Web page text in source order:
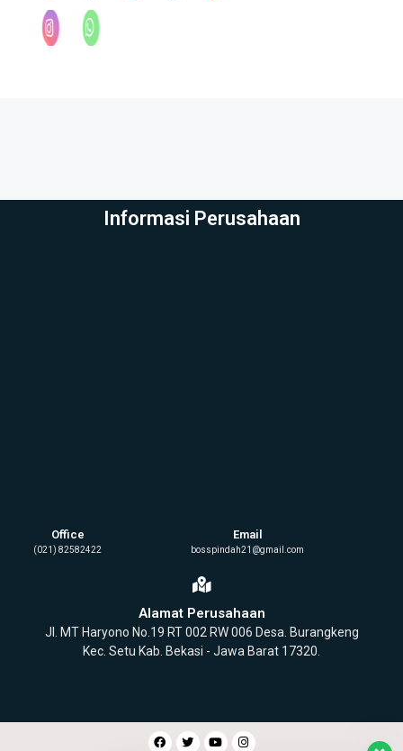
Informasi Perusahaan
Alamat Perusahaan
Jl. MT Haryono No.19 RT 002 RW 006 Desa. Burangkeng
Kec. Setu Kab. Bekasi - Jawa Barat 17320.
Office
(021) 82582422
Email
bosspindah21@gmail.com